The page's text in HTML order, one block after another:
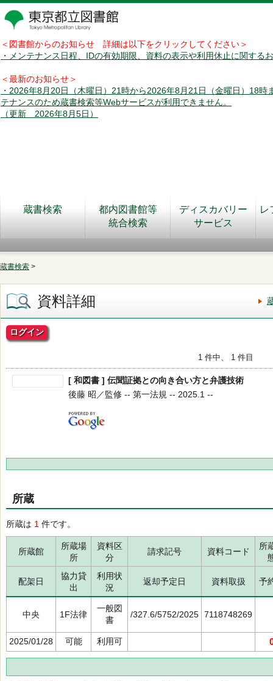
＜図書館からのお知らせ 詳細は以下をクリックしてください＞
・メンテナンス日程、IDの有効期限、資料の表示や利用休止に関する
＜最新のお知らせ＞
・2026年8月20日（木曜日）21時から2026年8月21日（金曜日）18時
テナンスのため蔵書検索等Webサービスが利用できません。
（更新 2026年8月5日）
蔵書検索
都内図書館等
統合検索
ディスカバリー
サービス
レ
蔵書検索 >
資料詳細
ログイン
1 件中、 1 件目
[ 和図書 ] 伝聞証拠との向き合い方と弁護技術
後藤 昭／監修 -- 第一法規 -- 2025.1 --
所蔵
所蔵は 1 件です。
所蔵館
所蔵場
所
資料区
分
請求記号 資料コード
所
配架日
協力貸
出
利用状
況
返却予定日 資料取扱 予
中央 1F法律
一般図
書
/327.6/5752/2025 7118748269
2025/01/28 可能 利用可